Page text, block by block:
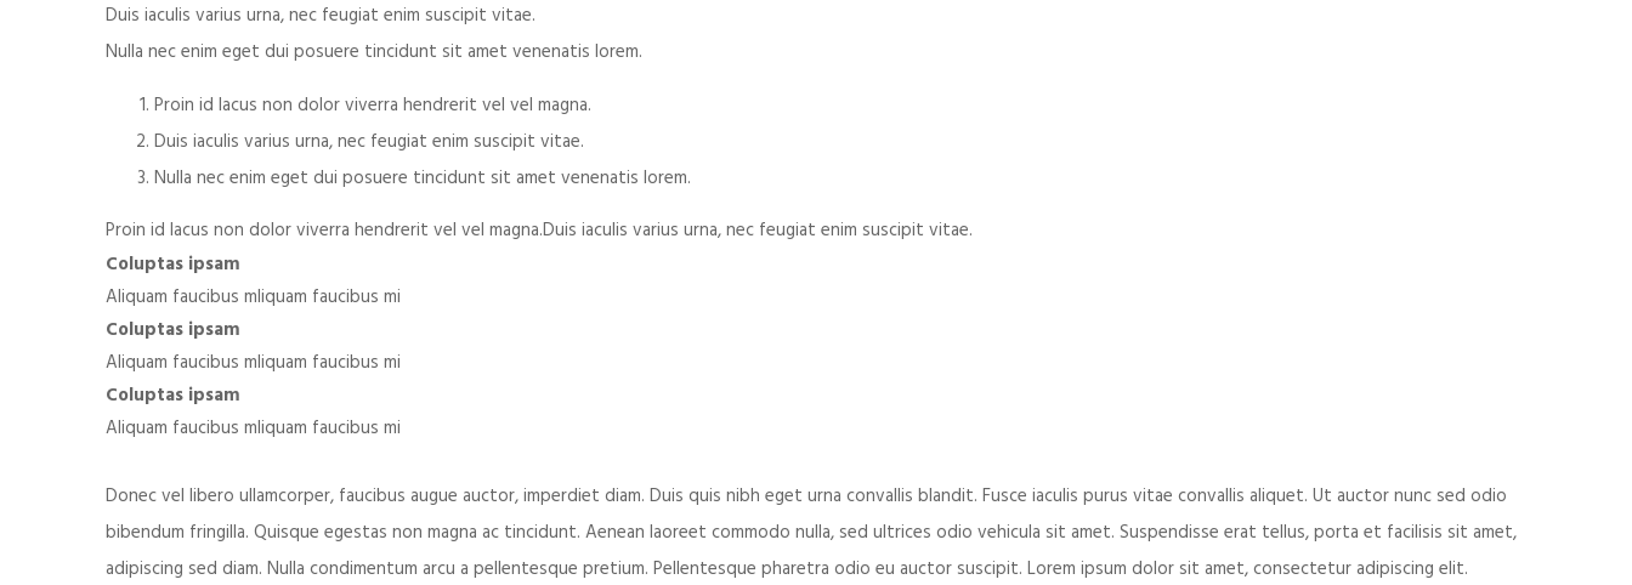
Duis iaculis varius urna, nec feugiat enim suscipit vitae.
Nulla nec enim eget dui posuere tincidunt sit amet venenatis lorem.
Proin id lacus non dolor viverra hendrerit vel vel magna.
Duis iaculis varius urna, nec feugiat enim suscipit vitae.
Nulla nec enim eget dui posuere tincidunt sit amet venenatis lorem.
Proin id lacus non dolor viverra hendrerit vel vel magna.Duis iaculis varius urna, nec feugiat enim suscipit vitae.
Coluptas ipsam
Aliquam faucibus mliquam faucibus mi
Coluptas ipsam
Aliquam faucibus mliquam faucibus mi
Coluptas ipsam
Aliquam faucibus mliquam faucibus mi
Donec vel libero ullamcorper, faucibus augue auctor, imperdiet diam. Duis quis nibh eget urna convallis blandit. Fusce iaculis purus vitae convallis aliquet. Ut auctor nunc sed odio
bibendum fringilla. Quisque egestas non magna ac tincidunt. Aenean laoreet commodo nulla, sed ultrices odio vehicula sit amet. Suspendisse erat tellus, porta et facilisis sit amet,
adipiscing sed diam. Nulla condimentum arcu a pellentesque pretium. Pellentesque pharetra odio eu auctor suscipit. Lorem ipsum dolor sit amet, consectetur adipiscing elit.